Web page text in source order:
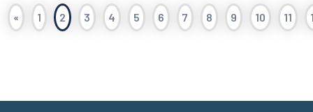
« 1 2 3 4 5 6 7 8 9 10 11